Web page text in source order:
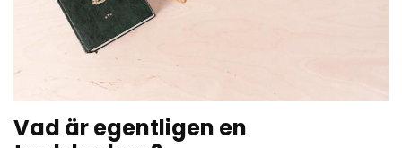
Vad är egentligen en